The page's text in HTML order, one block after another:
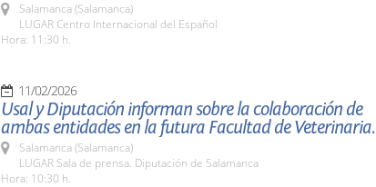
Salamanca (Salamanca)
LUGAR Centro Internacional del Español
Hora: 11:30 h.
11/02/2026
Usal y Diputación informan sobre la colaboración de
ambas entidades en la futura Facultad de Veterinaria.
Salamanca (Salamanca)
LUGAR Sala de prensa. Diputación de Salamanca
Hora: 10:30 h.